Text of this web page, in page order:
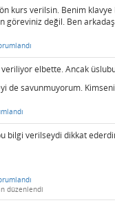
kurs verilsin. Benim
göreviniz değil. Ben
elbette. Ancak
de savunmuyorum.
bilgi verilseydi dikkat
düzenlendi